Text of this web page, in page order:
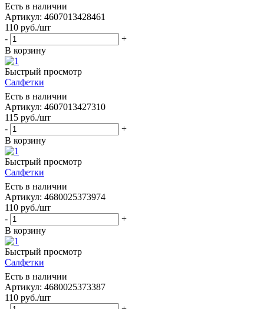
Есть в наличии
Артикул: 4607013428461
110 руб./шт
-
+
В корзину
Быстрый просмотр
Салфетки
Есть в наличии
Артикул: 4607013427310
115 руб./шт
-
+
В корзину
Быстрый просмотр
Салфетки
Есть в наличии
Артикул: 4680025373974
110 руб./шт
-
+
В корзину
Быстрый просмотр
Салфетки
Есть в наличии
Артикул: 4680025373387
110 руб./шт